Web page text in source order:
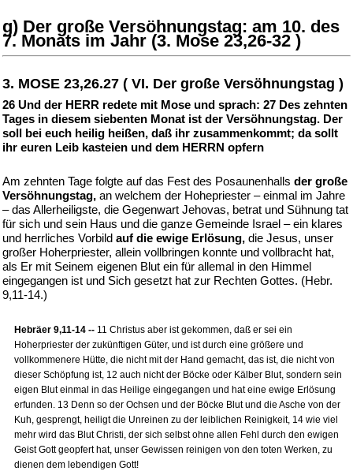
g) Der große Versöhnungstag: am 10. des
7. Monats im Jahr (3. Mose 23,26-32 )
3. MOSE 23,26.27 ( VI. Der große Versöhnungstag )
26 Und der HERR redete mit Mose und sprach: 27 Des zehnten
Tages in diesem siebenten Monat ist der Versöhnungstag. Der
soll bei euch heilig heißen, daß ihr zusammenkommt; da sollt
ihr euren Leib kasteien und dem HERRN opfern
Am zehnten Tage folgte auf das Fest des Posaunenhalls der große
Versöhnungstag, an welchem der Hohepriester – einmal im Jahre
– das Allerheiligste, die Gegenwart Jehovas, betrat und Sühnung tat
für sich und sein Haus und die ganze Gemeinde Israel – ein klares
und herrliches Vorbild auf die ewige Erlösung, die Jesus, unser
großer Hoherpriester, allein vollbringen konnte und vollbracht hat,
als Er mit Seinem eigenen Blut ein für allemal in den Himmel
eingegangen ist und Sich gesetzt hat zur Rechten Gottes. (Hebr.
9,11-14.)
Hebräer 9,11-14 -- 11 Christus aber ist gekommen, daß er sei ein
Hoherpriester der zukünftigen Güter, und ist durch eine größere und
vollkommenere Hütte, die nicht mit der Hand gemacht, das ist, die nicht von
dieser Schöpfung ist, 12 auch nicht der Böcke oder Kälber Blut, sondern sein
eigen Blut einmal in das Heilige eingegangen und hat eine ewige Erlösung
erfunden. 13 Denn so der Ochsen und der Böcke Blut und die Asche von der
Kuh, gesprengt, heiligt die Unreinen zu der leiblichen Reinigkeit, 14 wie viel
mehr wird das Blut Christi, der sich selbst ohne allen Fehl durch den ewigen
Geist Gott geopfert hat, unser Gewissen reinigen von den toten Werken, zu
dienen dem lebendigen Gott!